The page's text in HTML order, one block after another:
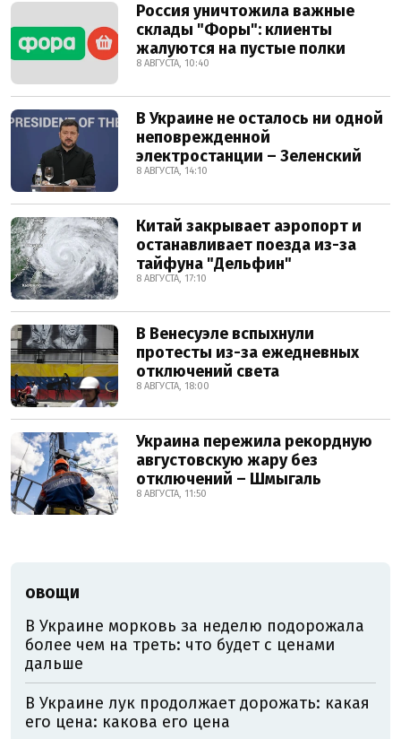
Россия уничтожила важные
склады "Форы": клиенты
жалуются на пустые полки
8 АВГУСТА, 10:40
В Украине не осталось ни одной
неповрежденной
электростанции – Зеленский
8 АВГУСТА, 14:10
Китай закрывает аэропорт и
останавливает поезда из-за
тайфуна "Дельфин"
8 АВГУСТА, 17:10
В Венесуэле вспыхнули
протесты из-за ежедневных
отключений света
8 АВГУСТА, 18:00
Украина пережила рекордную
августовскую жару без
отключений – Шмыгаль
8 АВГУСТА, 11:50
ОВОЩИ
В Украине морковь за неделю подорожала
более чем на треть: что будет с ценами
дальше
В Украине лук продолжает дорожать: какая
его цена: какова его цена